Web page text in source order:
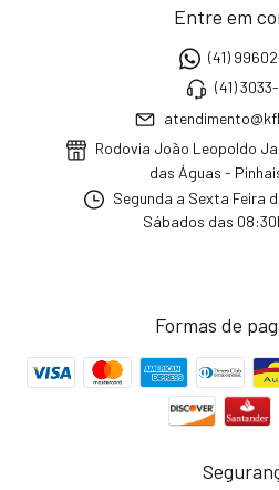
Entre em
(41)
(41)
Rodovia João Leopoldo
das Águas -
Segunda a Sexta Feira
Sábados das
Formas de